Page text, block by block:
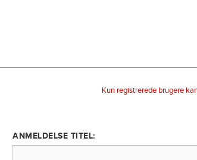
Kun registrerede brugere
ANMELDELSE TITEL: